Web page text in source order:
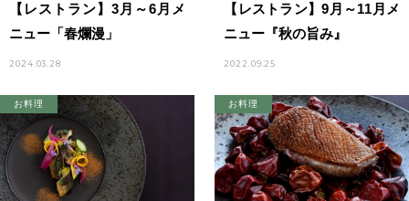
【レストラン】3月～6月メ
ニュー「春爛漫」
2024.03.28
【レストラン】9月～11月メ
ニュー『秋の旨み』
2022.09.25
お料理 お料理